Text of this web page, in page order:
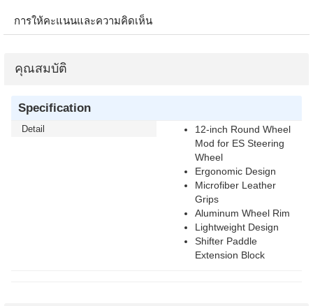
การให้คะแนนและความคิดเห็น
คุณสมบัติ
Specification
Detail
12-inch Round Wheel
Mod for ES Steering
Wheel
Ergonomic Design
Microfiber Leather
Grips
Aluminum Wheel Rim
Lightweight Design
Shifter Paddle
Extension Block